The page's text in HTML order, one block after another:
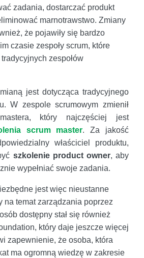
zadania, dostarczać produkt
marnotrawstwo. Zmiany
że pojawiły się bardzo
czasie zespoły scrum, które
zespołów
jest dotycząca tradycyjnego
W zespole scrumowym zmienił
który najczęściej jest
scrum master. Za jakość
właściciel produktu,
szkolenie product owner, aby
wypełniać swoje zadania.
jest więc nieustanne
na temat zarządzania poprzez
dostępny stał się również
który daje jeszcze więcej
zapewnienie, że osoba, która
ma ogromną wiedzę w zakresie